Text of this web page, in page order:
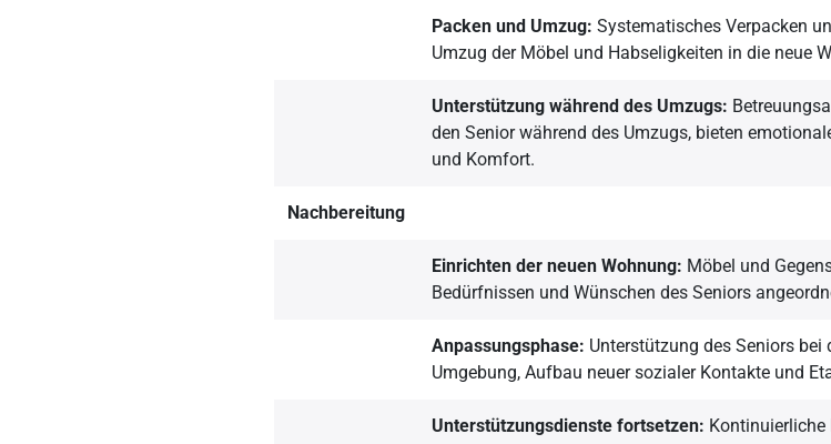
Packen und Umzug: Systematisches Verpacken
Umzug der Möbel und Habseligkeiten in die neue
Unterstützung während des Umzugs:
den Senior während des Umzugs, bieten
und Komfort.
Nachbereitung
Einrichten der neuen Wohnung: Möbel und
Bedürfnissen und Wünschen des Seniors
Anpassungsphase: Unterstützung des Seniors bei
Umgebung, Aufbau neuer sozialer Kontakte und
Unterstützungsdienste fortsetzen: